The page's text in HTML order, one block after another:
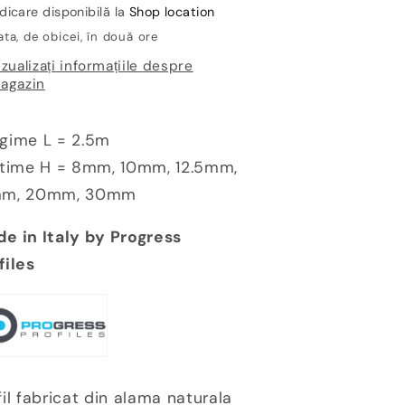
diferite
gri
profesional
cu
diferite
inaltimi
gri
/
negru
disponibilă la Shop location
de obicei, în două ore
informațiile despre
L = 2.5m
H = 8mm, 10mm, 12.5mm,
20mm, 30mm
in Italy by Progress
fabricat din alama naturala